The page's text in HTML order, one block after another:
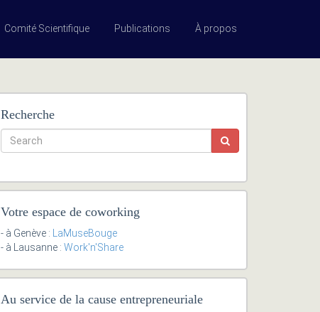
Comité Scientifique Publications À propos
Recherche
Votre espace de coworking
- à Genève :
LaMuseBouge
- à Lausanne : Work'n'Share
Au service de la cause entrepreneuriale